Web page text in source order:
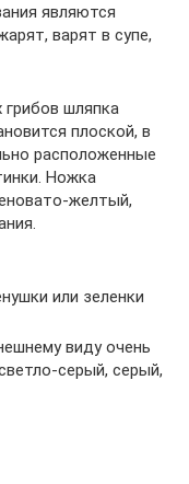
являются
варят в супе,
шляпка
плоской, в
расположенные
Ножка
желтый,
или зеленки
виду очень
серый, серый,